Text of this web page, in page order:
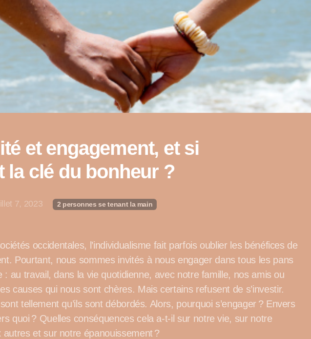
et engagement, et si
la clé du bonheur ?
7, 2023 2 personnes se tenant la main
occidentales, l’individualisme fait parfois oublier les bénéfices de
Pourtant, nous sommes invités à nous engager dans tous les pans
: au travail, dans la vie quotidienne, avec notre famille, nos amis ou
causes qui nous sont chères. Mais certains refusent de s’investir.
tellement qu’ils sont débordés. Alors, pourquoi s’engager ? Envers
quoi ? Quelles conséquences cela a-t-il sur notre vie, sur notre
autres et sur notre épanouissement ?